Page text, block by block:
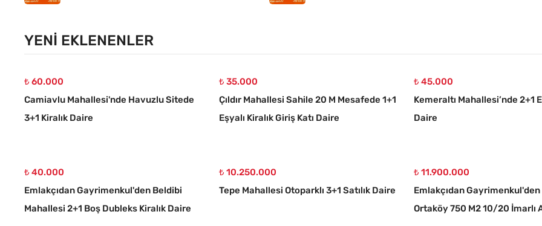
YENI EKLENENLER
₺ 60.000
Camiavlu Mahallesi'nde Havuzlu Sitede
3+1 Kiralık Daire
₺ 35.000
Çıldır Mahallesi Sahile 20 M Mesafede 1+1
Eşyalı Kiralık Giriş Katı Daire
₺ 45.000
Kemeraltı Mahallesi’nde 2+1
Daire
₺ 40.000
Emlakçıdan Gayrimenkul'den Beldibi
Mahallesi 2+1 Boş Dubleks Kiralık Daire
₺ 10.250.000
Tepe Mahallesi Otoparklı 3+1 Satılık Daire
₺ 11.900.000
Emlakçıdan Gayrimenkul'den
Ortaköy 750 M2 10/20 İmarlı